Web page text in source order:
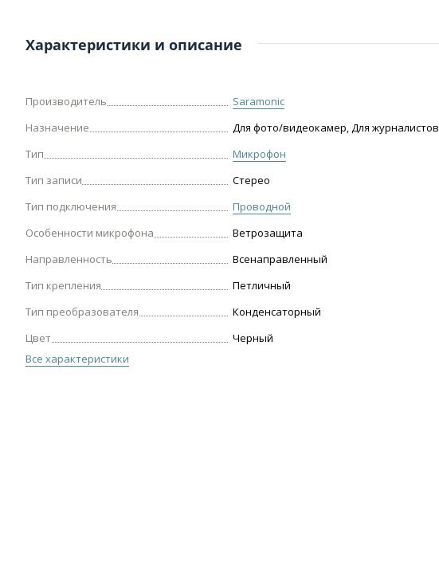
Характеристики и описание
Производитель
Saramonic
Назначение
Для фото/видеокамер, Для журналистов
Тип
Микрофон
Тип записи
Стерео
Тип подключения
Проводной
Особенности микрофона
Ветрозащита
Направленность
Всенаправленный
Тип крепления
Петличный
Тип преобразователя
Конденсаторный
Цвет
Черный
Все характеристики